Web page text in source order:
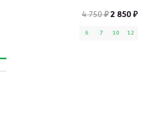
4 750 ₽ 2 850 ₽
6 7 10 12